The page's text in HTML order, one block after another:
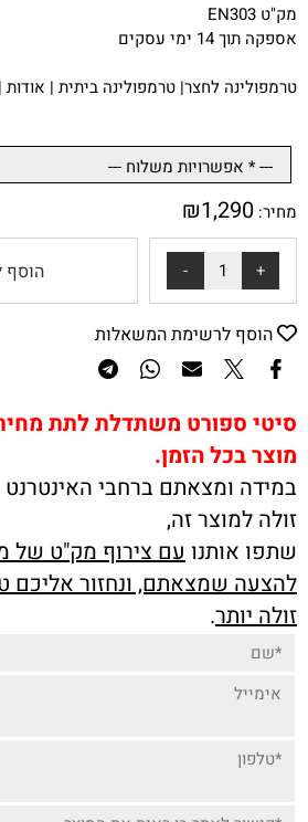
מק"ט EN303
אספקה תוך 14 ימי עסקים
טרמפולינה לחצר| טרמפולינה ביתית | אודות |
מחיר: ₪1,290
הוסף
הוסף לרשימת המשאלות
סיטי ספורט משתדלת לתת
מוצר בכל הזמן.
במידה ומצאתם ברחבי
זולה למוצר זה,
שתפו אותנו עם צירוף מק"ט של
להצעה שמצאתם, ונחזור אליכם
זולה יותר.